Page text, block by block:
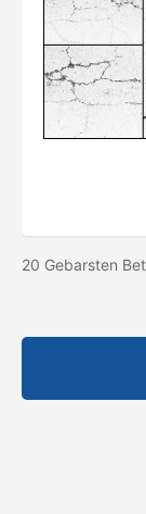
20 Gebarsten